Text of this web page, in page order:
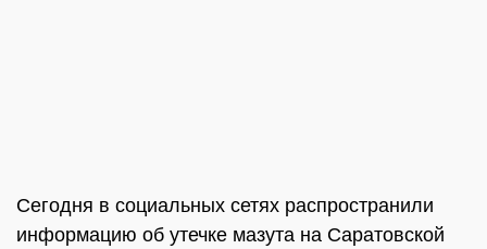
Сегодня в социальных сетях распространили
информацию об утечке мазута на Саратовской